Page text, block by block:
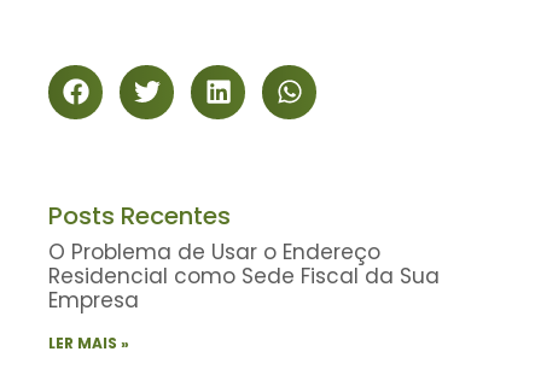
Posts Recentes
O Problema de Usar o Endereço
Residencial como Sede Fiscal da Sua
Empresa
LER MAIS »